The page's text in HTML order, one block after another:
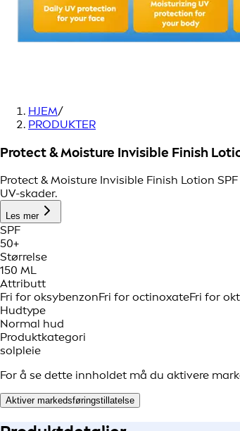
HJEM/
PRODUKTER
Protect & Moisture Invisible Finish
Protect & Moisture Invisible Finish Lotion
UV-skader.
Les mer
SPF
50+
Størrelse
150 ML
Attributt
Fri for oksybenzonFri for octinoxateFri for
Hudtype
Normal hud
Produktkategori
solpleie
For å se dette innholdet må du aktivere
Aktiver markedsføringstillatelse